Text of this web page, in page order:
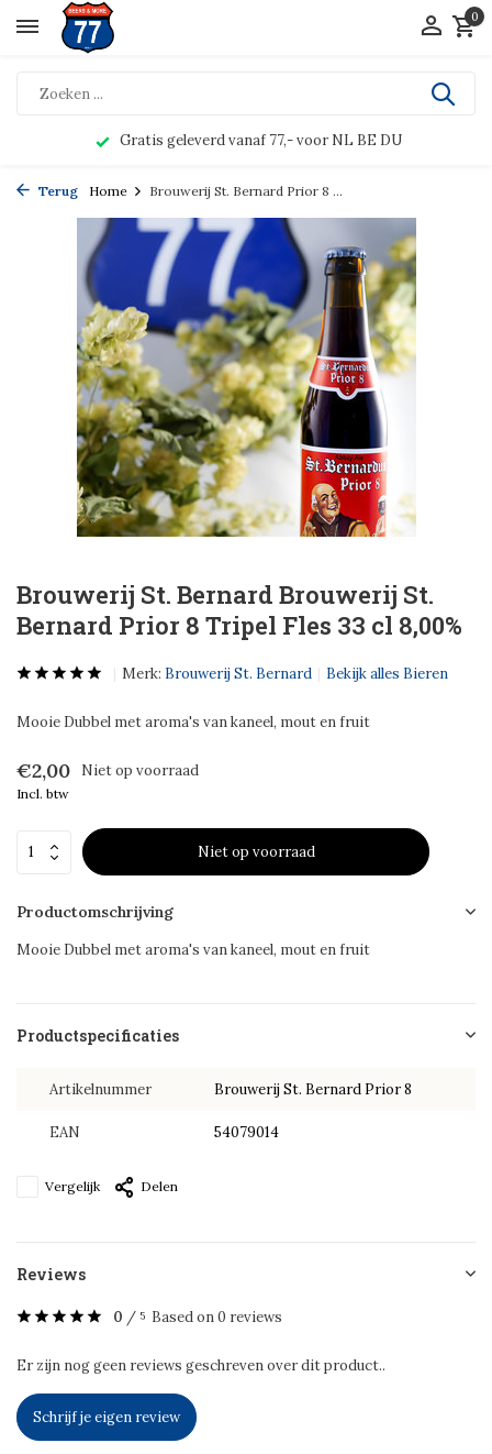
0
Gratis geleverd vanaf 77,- voor NL BE DU
Terug Home Brouwerij St. Bernard Prior 8 ...
Brouwerij St. Bernard Brouwerij St.
Bernard Prior 8 Tripel Fles 33 cl 8,00%
Merk: Brouwerij St. Bernard Bekijk alles Bieren
Mooie Dubbel met aroma's van kaneel, mout en fruit
€2,00 Niet op voorraad
Incl. btw
Niet op voorraad
Productomschrijving
Mooie Dubbel met aroma's van kaneel, mout en fruit
Productspecificaties
Artikelnummer Brouwerij St. Bernard Prior 8
EAN 54079014
Vergelijk Delen
Reviews
0 / 5 Based on 0 reviews
Er zijn nog geen reviews geschreven over dit product..
Schrijf je eigen review